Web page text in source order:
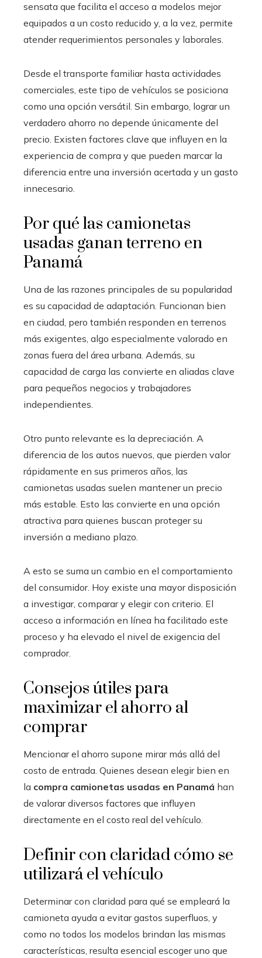
sensata que facilita el acceso a modelos mejor
equipados a un costo reducido y, a la vez, permite
atender requerimientos personales y laborales.
Desde el transporte familiar hasta actividades
comerciales, este tipo de vehículos se posiciona
como una opción versátil. Sin embargo, lograr un
verdadero ahorro no depende únicamente del
precio. Existen factores clave que influyen en la
experiencia de compra y que pueden marcar la
diferencia entre una inversión acertada y un gasto
innecesario.
Por qué las camionetas
usadas ganan terreno en
Panamá
Una de las razones principales de su popularidad
es su capacidad de adaptación. Funcionan bien
en ciudad, pero también responden en terrenos
más exigentes, algo especialmente valorado en
zonas fuera del área urbana. Además, su
capacidad de carga las convierte en aliadas clave
para pequeños negocios y trabajadores
independientes.
Otro punto relevante es la depreciación. A
diferencia de los autos nuevos, que pierden valor
rápidamente en sus primeros años, las
camionetas usadas suelen mantener un precio
más estable. Esto las convierte en una opción
atractiva para quienes buscan proteger su
inversión a mediano plazo.
A esto se suma un cambio en el comportamiento
del consumidor. Hoy existe una mayor disposición
a investigar, comparar y elegir con criterio. El
acceso a información en línea ha facilitado este
proceso y ha elevado el nivel de exigencia del
comprador.
Consejos útiles para
maximizar el ahorro al
comprar
Mencionar el ahorro supone mirar más allá del
costo de entrada. Quienes desean elegir bien en
la compra camionetas usadas en Panamá han
de valorar diversos factores que influyen
directamente en el costo real del vehículo.
Definir con claridad cómo se
utilizará el vehículo
Determinar con claridad para qué se empleará la
camioneta ayuda a evitar gastos superfluos, y
como no todos los modelos brindan las mismas
características, resulta esencial escoger uno que